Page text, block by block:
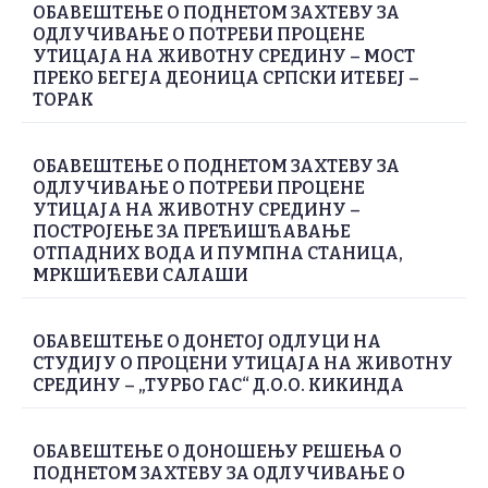
ОБАВЕШТЕЊЕ О ПОДНЕТОМ ЗАХТЕВУ ЗА
ОДЛУЧИВАЊЕ О ПОТРЕБИ ПРОЦЕНЕ
УТИЦАЈА НА ЖИВОТНУ СРЕДИНУ – МОСТ
ПРЕКО БЕГЕЈА ДЕОНИЦА СРПСКИ ИТЕБЕЈ –
ТОРАК
ОБАВЕШТЕЊЕ О ПОДНЕТОМ ЗАХТЕВУ ЗА
ОДЛУЧИВАЊЕ О ПОТРЕБИ ПРОЦЕНЕ
УТИЦАЈА НА ЖИВОТНУ СРЕДИНУ –
ПОСТРОЈЕЊЕ ЗА ПРЕЋИШЋАВАЊЕ
ОТПАДНИХ ВОДА И ПУМПНА СТАНИЦА,
МРКШИЋЕВИ САЛАШИ
ОБАВЕШТЕЊЕ О ДОНЕТОЈ ОДЛУЦИ НА
СТУДИЈУ О ПРОЦЕНИ УТИЦАЈА НА ЖИВОТНУ
СРЕДИНУ – „ТУРБО ГАС“ Д.О.О. КИКИНДА
ОБАВЕШТЕЊЕ О ДОНОШЕЊУ РЕШЕЊА О
ПОДНЕТОМ ЗАХТЕВУ ЗА ОДЛУЧИВАЊЕ О